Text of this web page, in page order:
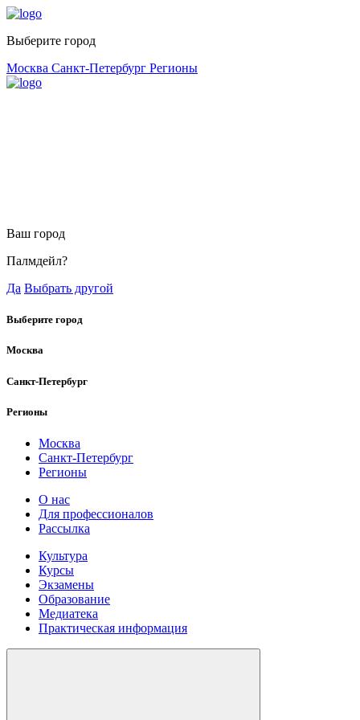
Выберите город
Москва Санкт-Петербург Регионы
Ваш город
Палмдейл?
Да Выбрать другой
Выберите город
Москва
Санкт-Петербург
Регионы
Москва
Санкт-Петербург
Регионы
О нас
Для профессионалов
Рассылка
Культура
Курсы
Экзамены
Образование
Медиатека
Практическая информация